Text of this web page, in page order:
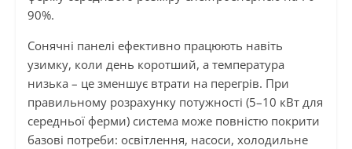
90%.
Сонячні панелі ефективно працюють навіть
узимку, коли день коротший, а температура
низька – це зменшує втрати на перегрів. При
правильному розрахунку потужності (5–10 кВт для
середньої ферми) система може повністю покрити
базові потреби: освітлення, насоси, холодильне